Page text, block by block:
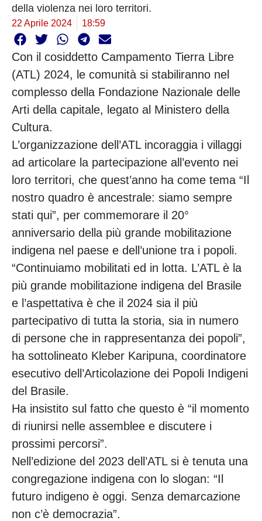
della violenza nei loro territori.
22 Aprile 2024 18:59
Con il cosiddetto Campamento Tierra Libre
(ATL) 2024, le comunità si stabiliranno nel
complesso della Fondazione Nazionale delle
Arti della capitale, legato al Ministero della
Cultura.
L’organizzazione dell’ATL incoraggia i villaggi
ad articolare la partecipazione all’evento nei
loro territori, che quest’anno ha come tema “Il
nostro quadro è ancestrale: siamo sempre
stati qui”, per commemorare il 20°
anniversario della più grande mobilitazione
indigena nel paese e dell’unione tra i popoli.
“Continuiamo mobilitati ed in lotta. L’ATL è la
più grande mobilitazione indigena del Brasile
e l’aspettativa è che il 2024 sia il più
partecipativo di tutta la storia, sia in numero
di persone che in rappresentanza dei popoli”,
ha sottolineato Kleber Karipuna, coordinatore
esecutivo dell’Articolazione dei Popoli Indigeni
del Brasile.
Ha insistito sul fatto che questo è “il momento
di riunirsi nelle assemblee e discutere i
prossimi percorsi”.
Nell’edizione del 2023 dell’ATL si è tenuta una
congregazione indigena con lo slogan: “Il
futuro indigeno è oggi. Senza demarcazione
non c’è democrazia”.